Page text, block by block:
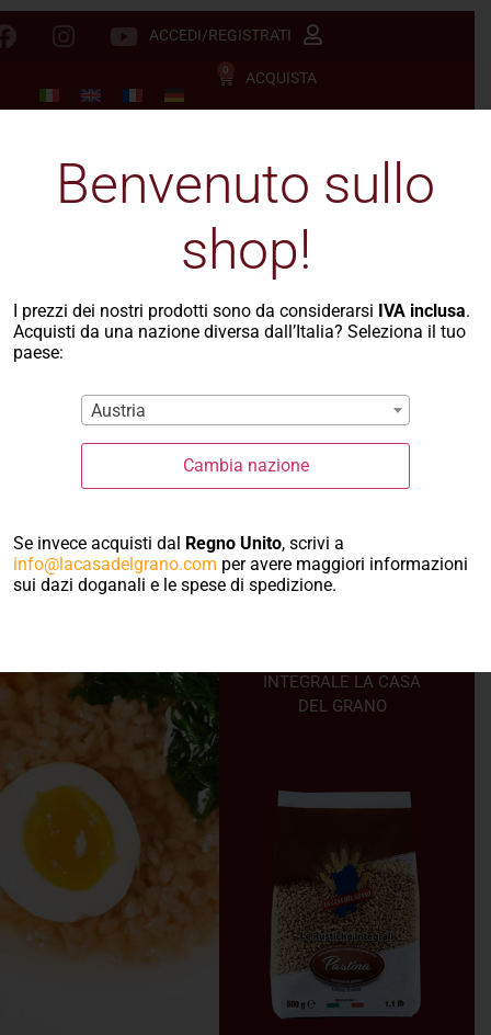
ACCEDI/REGISTRATI
0 ACQUISTA
Pastina
integrale
all’orientale
INTEGRALE LA CASA
DEL GRANO
Benvenuto sullo
shop!
I prezzi dei nostri prodotti sono da considerarsi IVA inclusa.
Acquisti da una nazione diversa dall’Italia? Seleziona il tuo
paese:
Austria
Cambia nazione
Se invece acquisti dal Regno Unito, scrivi a
info@lacasadelgrano.com per avere maggiori informazioni
sui dazi doganali e le spese di spedizione.